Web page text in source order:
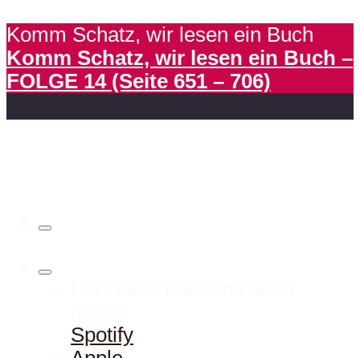
Komm Schatz, wir lesen ein Buch
Komm Schatz, wir lesen ein Buch –
FOLGE 14 (Seite 651 – 706)
Spotify